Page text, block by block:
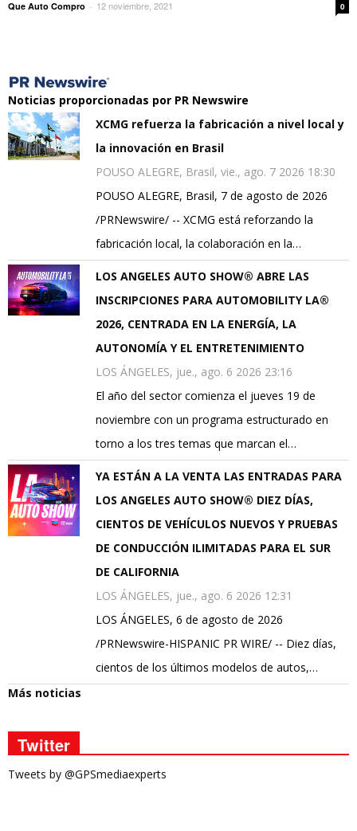
Que Auto Compro - 12 noviembre, 2021 0
Noticias proporcionadas por PR Newswire
XCMG refuerza la fabricación a nivel local y
la innovación en Brasil
POUSO ALEGRE, Brasil, vie., ago. 7 2026 18:30
POUSO ALEGRE, Brasil, 7 de agosto de 2026
/PRNewswire/ -- XCMG está reforzando la
fabricación local, la colaboración en la…
LOS ANGELES AUTO SHOW® ABRE LAS
INSCRIPCIONES PARA AUTOMOBILITY LA®
2026, CENTRADA EN LA ENERGÍA, LA
AUTONOMÍA Y EL ENTRETENIMIENTO
LOS ÁNGELES, jue., ago. 6 2026 23:16
El año del sector comienza el jueves 19 de
noviembre con un programa estructurado en
torno a los tres temas que marcan el…
YA ESTÁN A LA VENTA LAS ENTRADAS PARA
LOS ANGELES AUTO SHOW® DIEZ DÍAS,
CIENTOS DE VEHÍCULOS NUEVOS Y PRUEBAS
DE CONDUCCIÓN ILIMITADAS PARA EL SUR
DE CALIFORNIA
LOS ÁNGELES, jue., ago. 6 2026 12:31
LOS ÁNGELES, 6 de agosto de 2026
/PRNewswire-HISPANIC PR WIRE/ -- Diez días,
cientos de los últimos modelos de autos,…
Más noticias
Twitter
Tweets by @GPSmediaexperts